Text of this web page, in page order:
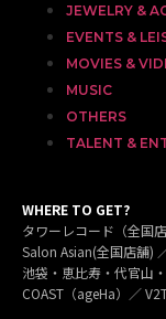
JEWELRY &
EVENTS &
MOVIES &
MUSIC
OTHERS
TALENT &
WHERE TO GET?
タワーレコード（全国
Salon Asian(全国店舗)
池袋・恵比寿・代官山
COAST（ageHa）／